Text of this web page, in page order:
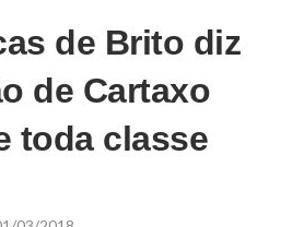
de Brito diz
de Cartaxo
toda classe